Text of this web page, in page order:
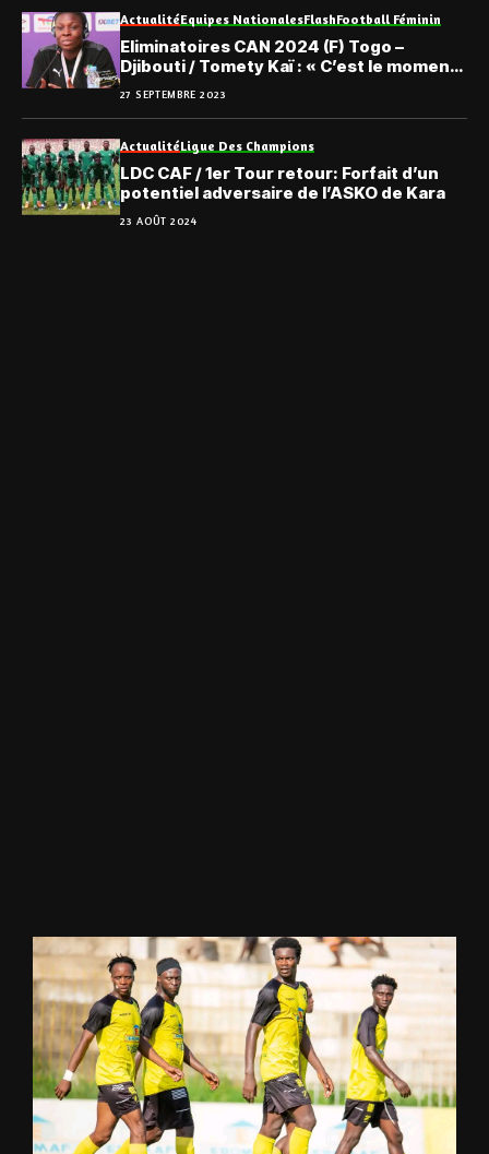
ActualitéEquipes NationalesFlashFootball Féminin
Eliminatoires CAN 2024 (F) Togo –
Djibouti / Tomety Kaï : « C’est le moment
27 SEPTEMBRE 2023
ActualitéLigue Des Champions
LDC CAF / 1er Tour retour: Forfait d’un
potentiel adversaire de l’ASKO de Kara
23 AOÛT 2024